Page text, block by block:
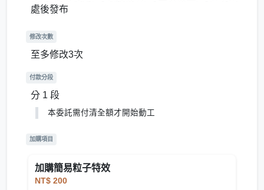
處後發布
修改次數
至多修改3次
付款分段
分 1 段
本委託需付清全額才開始動工
加購項目
加購簡易粒子特效
NT$ 200